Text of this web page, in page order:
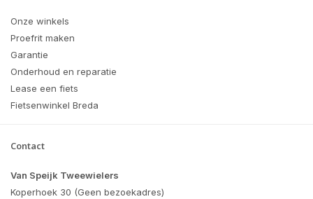
Onze winkels
Proefrit maken
Garantie
Onderhoud en reparatie
Lease een fiets
Fietsenwinkel Breda
Contact
Van Speijk Tweewielers
Koperhoek 30 (Geen bezoekadres)